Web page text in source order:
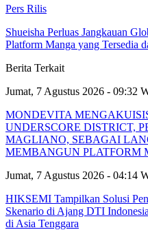
Pers Rilis
Shueisha Perluas Jangkauan
Platform Manga yang Tersedia
Berita Terkait
Jumat, 7 Agustus 2026 - 09:32
MONDEVITA
UNDERSCORE DISTRICT,
MAGLIANO, SEBAGAI
MEMBANGUN PLATFORM
Jumat, 7 Agustus 2026 - 04:14
HIKSEMI Tampilkan Solusi
Skenario di Ajang DTI
di Asia Tenggara